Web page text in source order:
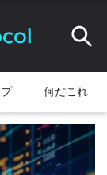
何だこれ